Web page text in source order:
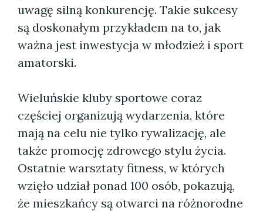
uwagę silną konkurencję. Takie sukcesy
są doskonałym przykładem na to, jak
ważna jest inwestycja w młodzież i sport
amatorski.
Wieluńskie kluby sportowe coraz
częściej organizują wydarzenia, które
mają na celu nie tylko rywalizację, ale
także promocję zdrowego stylu życia.
Ostatnie warsztaty fitness, w których
wzięło udział ponad 100 osób, pokazują,
że mieszkańcy są otwarci na różnorodne